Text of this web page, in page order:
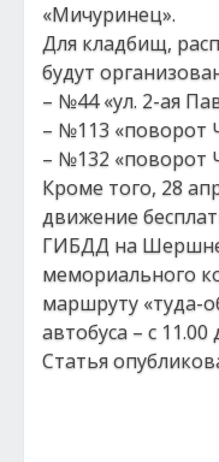
«Мичуринец».
Для кладбищ,
будут
– №44 «ул. 2-ая
– №113 «поворот
– №132 «поворот
Кроме того, 28
движение
ГИБДД на
мемориального
маршруту «туда-
автобуса – с 11.00
Статья